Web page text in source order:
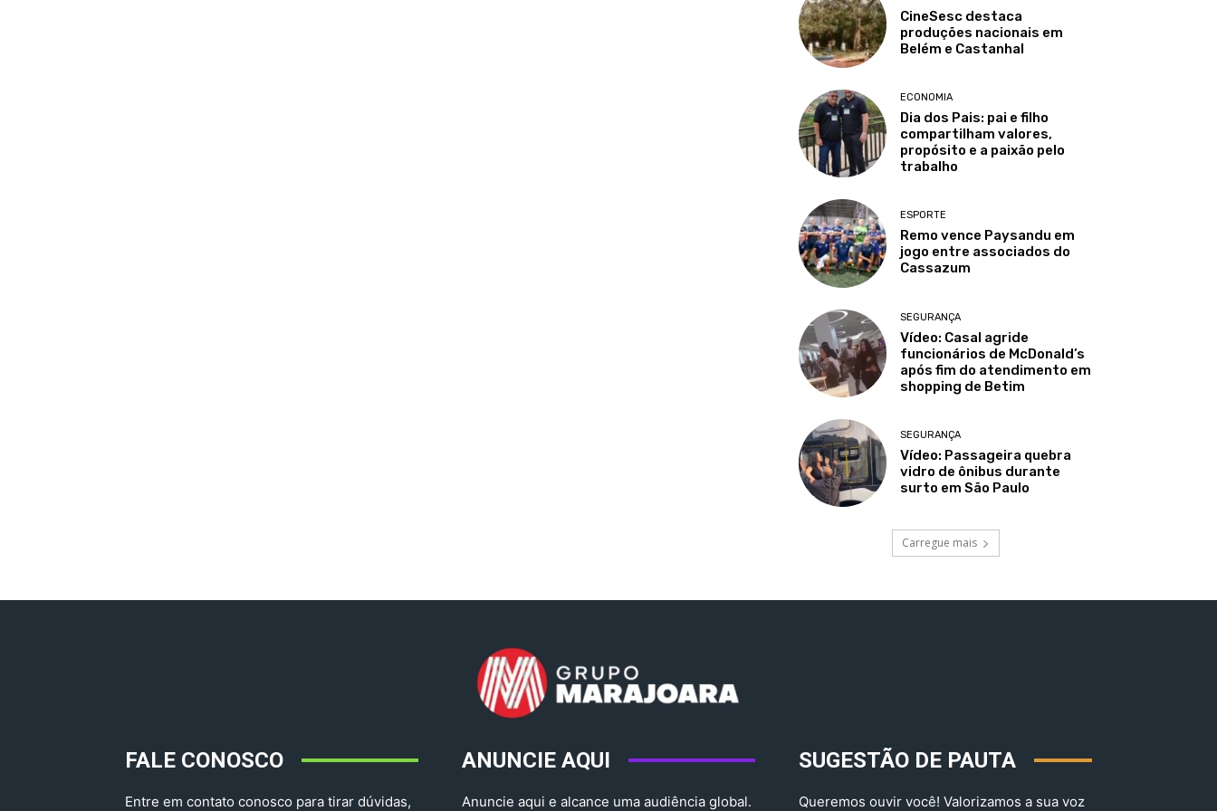
CineSesc destaca
produções nacionais em
Belém e Castanhal
ECONOMIA
Dia dos Pais: pai e filho
compartilham valores,
propósito e a paixão pelo
trabalho
ESPORTE
Remo vence Paysandu em
jogo entre associados do
Cassazum
SEGURANÇA
Vídeo: Casal agride
funcionários de McDonald’s
após fim do atendimento em
shopping de Betim
SEGURANÇA
Vídeo: Passageira quebra
vidro de ônibus durante
surto em São Paulo
Carregue mais
FALE CONOSCO
Entre em contato conosco para tirar dúvidas,
ANUNCIE AQUI
Anuncie aqui e alcance uma audiência global.
SUGESTÃO DE PAUTA
Queremos ouvir você! Valorizamos a sua voz